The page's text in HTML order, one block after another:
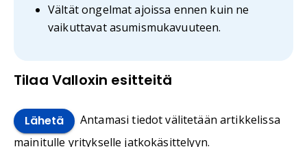
Vältät ongelmat ajoissa ennen kuin ne
vaikuttavat asumismukavuuteen.
Tilaa Valloxin esitteitä
Lähetä
Antamasi tiedot välitetään artikkelissa
mainitulle yritykselle jatkokäsittelyyn.